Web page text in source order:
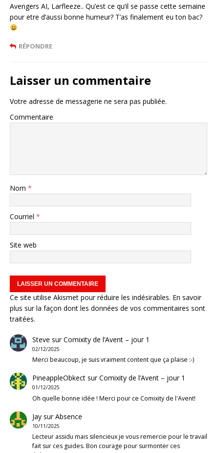
Avengers AI, Larfleeze.. Qu’est ce qu’il se passe cette semaine
pour etre d’aussi bonne humeur? T’as finalement eu ton bac?
RÉPONDRE
Laisser un commentaire
Votre adresse de messagerie ne sera pas publiée.
Commentaire
Nom *
Courriel *
Site web
Ce site utilise Akismet pour réduire les indésirables. En savoir
plus sur la façon dont les données de vos commentaires sont
traitées.
Steve surComixity de l’Avent – jour 1
02/12/2025
Merci beaucoup, je suis vraiment content que ça plaise :-)
PineappleObkectsurComixity de l’Avent – jour 1
01/12/2025
Oh quelle bonne idée ! Merci pour ce Comixity de l'Avent!
JaysurAbsence
10/11/2025
Lecteur assidu mais silencieux je vous remercie pour le travail
fait sur ces guides. Bon courage pour surmonter ces